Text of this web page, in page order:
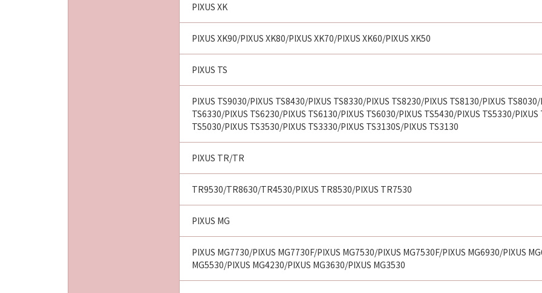
PIXUS XK
PIXUS XK90/PIXUS XK80/PIXUS XK70/PIXUS XK60/PIXUS XK50
PIXUS TS
PIXUS TS9030/PIXUS TS8430/PIXUS TS8330/PIXUS TS8230/PIXUS TS8130/PIXUS
TS6330/PIXUS TS6230/PIXUS TS6130/PIXUS TS6030/PIXUS TS5430/PIXUS TS5330/
TS5030/PIXUS TS3530/PIXUS TS3330/PIXUS TS3130S/PIXUS TS3130
PIXUS TR/TR
TR9530/TR8630/TR4530/PIXUS TR8530/PIXUS TR7530
PIXUS MG
PIXUS MG7730/PIXUS MG7730F/PIXUS MG7530/PIXUS MG7530F/PIXUS MG6930/PIXUS
MG5530/PIXUS MG4230/PIXUS MG3630/PIXUS MG3530